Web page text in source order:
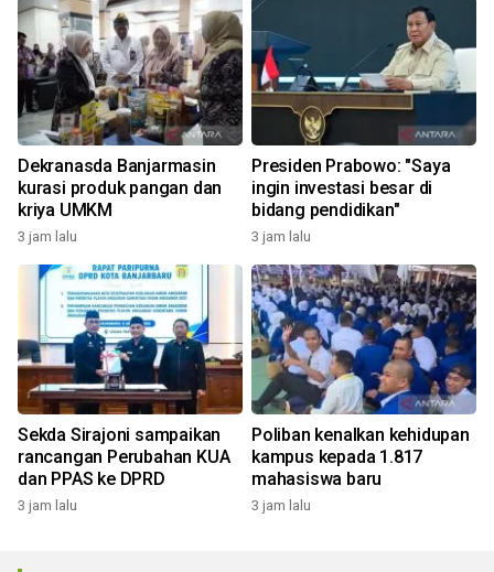
Dekranasda Banjarmasin
kurasi produk pangan dan
kriya UMKM
3 jam lalu
Presiden Prabowo: "Saya
ingin investasi besar di
bidang pendidikan"
3 jam lalu
Sekda Sirajoni sampaikan
rancangan Perubahan KUA
dan PPAS ke DPRD
3 jam lalu
Poliban kenalkan kehidupan
kampus kepada 1.817
mahasiswa baru
3 jam lalu